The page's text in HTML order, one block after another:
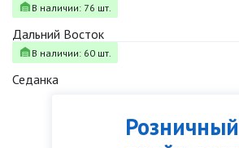
Розничный
В наличии: 76 шт.
Дальний Восток
В наличии: 60 шт.
Седанка